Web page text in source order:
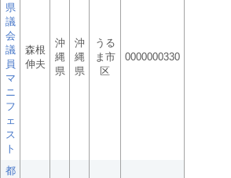
県
議
会
議
員
マ
ニ
フ
ェ
ス
ト
森根
伸夫
沖
縄
県
沖
縄
県
うる
ま市
区
0000000330
都